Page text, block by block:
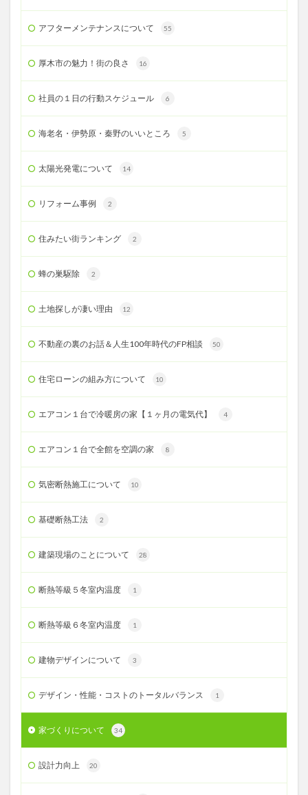
アフターメンテナンスについて 55
厚木市の魅力！街の良さ 16
社員の１日の行動スケジュール 6
海老名・伊勢原・秦野のいいところ 5
太陽光発電について 14
リフォーム事例 2
住みたい街ランキング 2
蜂の巣駆除 2
土地探しが凄い理由 12
不動産の裏のお話＆人生100年時代のFP相談 50
住宅ローンの組み方について 10
エアコン１台で冷暖房の家【１ヶ月の電気代】 4
エアコン１台で全館を空調の家 8
気密断熱施工について 10
基礎断熱工法 2
建築現場のことについて 28
断熱等級５冬室内温度 1
断熱等級６冬室内温度 1
建物デザインについて 3
デザイン・性能・コストのトータルバランス 1
家づくりについて 34
設計力向上 20